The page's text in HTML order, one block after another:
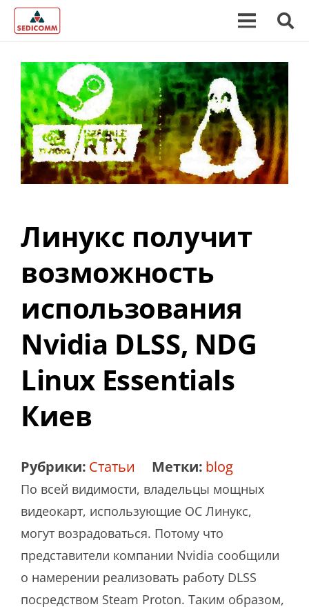
Линукс получит
возможность
использования
Nvidia DLSS, NDG
Linux Essentials
Киев
Рубрики: Статьи Метки: blog
По всей видимости, владельцы мощных
видеокарт, использующие ОС Линукс,
могут возрадоваться. Потому что
представители компании Nvidia сообщили
о намерении реализовать работу DLSS
посредством Steam Proton. Таким образом,